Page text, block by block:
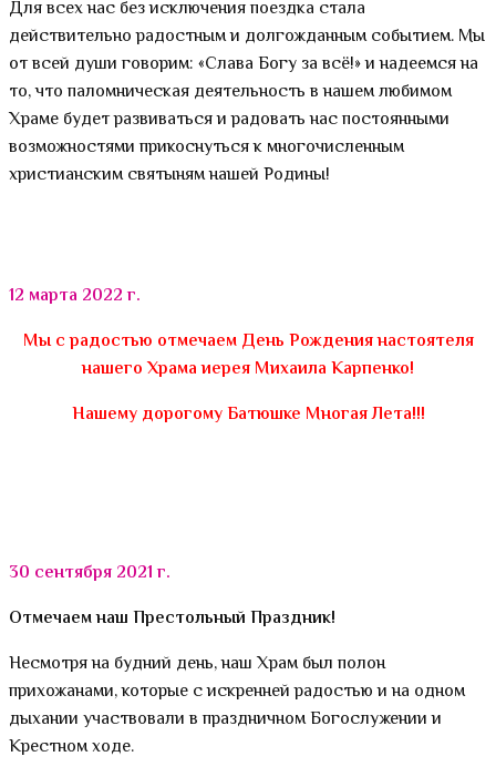
Для всех нас без исключения поездка стала
действительно радостным и долгожданным событием. Мы
от всей души говорим: «Слава Богу за всё!» и надеемся на
то, что паломническая деятельность в нашем любимом
Храме будет развиваться и радовать нас постоянными
возможностями прикоснуться к многочисленным
христианским святыням нашей Родины!
12 марта 2022 г.
Мы с радостью отмечаем День Рождения настоятеля
нашего Храма иерея Михаила Карпенко!
Нашему дорогому Батюшке Многая Лета!!!
30 сентября 2021 г.
Отмечаем наш Престольный Праздник!
Несмотря на будний день, наш Храм был полон
прихожанами, которые с искренней радостью и на одном
дыхании участвовали в праздничном Богослужении и
Крестном ходе.